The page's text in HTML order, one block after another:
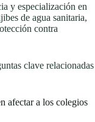
y especialización en
de agua sanitaria,
contra
clave relacionadas
afectar a los colegios